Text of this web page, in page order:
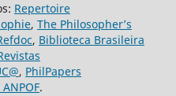
Repertoire
, The Philosopher’s
, Biblioteca Brasileira
, PhilPapers
.